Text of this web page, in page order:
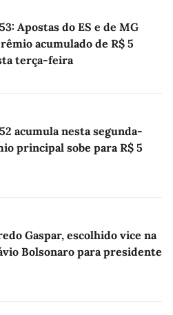
Apostas do ES e de MG
acumulado de R$ 5
terça-feira
acumula nesta segunda-
principal sobe para R$ 5
Gaspar, escolhido vice na
Bolsonaro para presidente